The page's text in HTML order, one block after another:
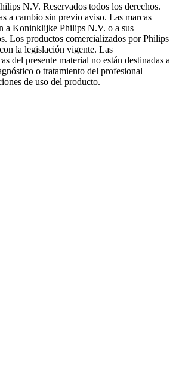
N.V. Reservados todos los derechos.
a cambio sin previo aviso. Las marcas
a Koninklijke Philips N.V. o a sus
Los productos comercializados por Philips
la legislación vigente. Las
del presente material no están destinadas a
o tratamiento del profesional
de uso del producto.